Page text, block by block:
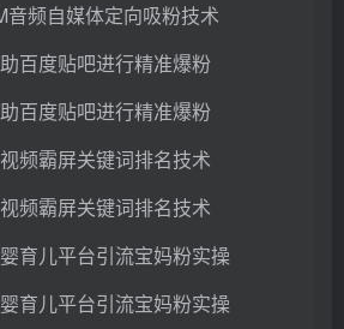
音频自媒体定向吸粉技术
百度贴吧进行精准爆粉
百度贴吧进行精准爆粉
频霸屏关键词排名技术
频霸屏关键词排名技术
育儿平台引流宝妈粉实操
育儿平台引流宝妈粉实操